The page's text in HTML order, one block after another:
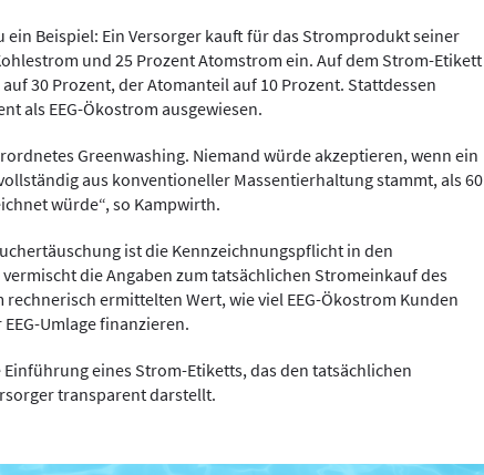
ein Beispiel: Ein Versorger kauft für das Stromprodukt seiner
und 25 Prozent Atomstrom ein. Auf dem Strom-Etikett
30 Prozent, der Atomanteil auf 10 Prozent. Stattdessen
als EEG-Ökostrom ausgewiesen.
Greenwashing. Niemand würde akzeptieren, wenn ein
aus konventioneller Massentierhaltung stammt, als 60
würde“, so Kampwirth.
ist die Kennzeichnungspflicht in den
vermischt die Angaben zum tatsächlichen Stromeinkauf des
rechnerisch ermittelten Wert, wie viel EEG-Ökostrom Kunden
Umlage finanzieren.
eines Strom-Etiketts, das den tatsächlichen
transparent darstellt.